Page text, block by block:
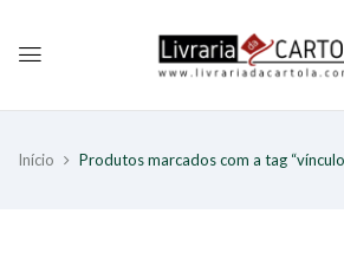
Início Produtos marcados com a tag